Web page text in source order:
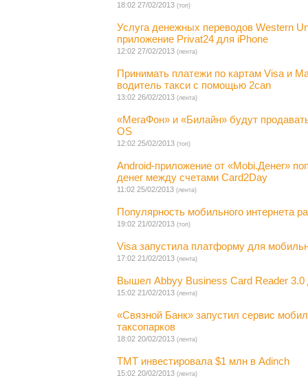
18:02 27/02/2013 (топ)
Услуга денежных переводов Western
приложение Privat24 для iPhone
12:02 27/02/2013 (лента)
Принимать платежи по картам Visa и
водитель такси с помощью 2can
13:02 26/02/2013 (лента)
«МегаФон» и «Билайн» будут
OS
12:02 25/02/2013 (топ)
Android-приложение от «Mobi.Денег»
денег между счетами Card2Day
11:02 25/02/2013 (лента)
Популярность мобильного интернета
19:02 21/02/2013 (топ)
Visa запустила платформу для
17:02 21/02/2013 (лента)
Вышел Abbyy Business Card Reader 3.0
15:02 21/02/2013 (лента)
«Связной Банк» запустил сервис
таксопарков
18:02 20/02/2013 (лента)
TMT инвестировала $1 млн в Adinch
15:02 20/02/2013 (лента)